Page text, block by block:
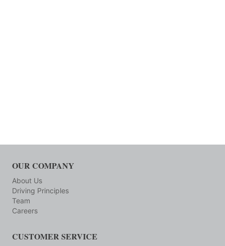
OUR COMPANY
About Us
Driving Principles
Team
Careers
CUSTOMER SERVICE